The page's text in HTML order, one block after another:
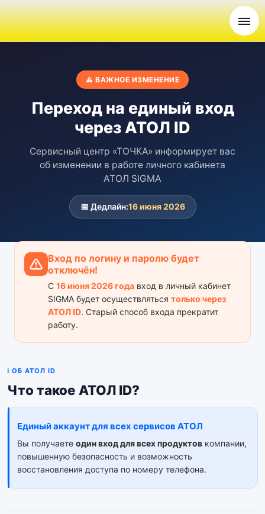
⚠ ВАЖНОЕ ИЗМЕНЕНИЕ
Переход на единый вход
через АТОЛ ID
Сервисный центр «ТОЧКА» информирует вас
об изменении в работе личного кабинета
АТОЛ SIGMA
📅 Дедлайн:16 июня 2026
Вход по логину и паролю будет
отключён!
С 16 июня 2026 года вход в личный кабинет
SIGMA будет осуществляться только через
АТОЛ ID. Старый способ входа прекратит
работу.
ℹ ОБ АТОЛ ID
Что такое АТОЛ ID?
Единый аккаунт для всех сервисов АТОЛ
Вы получаете один вход для всех продуктов компании,
повышенную безопасность и возможность
восстановления доступа по номеру телефона.